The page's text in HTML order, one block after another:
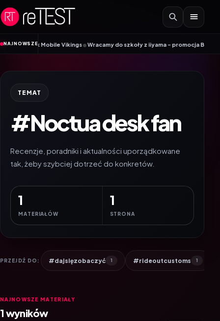
Przejdź do treści
NAJNOWSZE
Mobile Vikings •Wracamy do szkoły z iiyama – promocja Back to
TEMAT
#Noctua desk fan
Recenzje, poradniki i aktualności uporządkowane
tak, żeby szybciej dotrzeć do konkretów.
1
MATERIAŁÓW
1
STRONA
PRZEJDŹ DO: #dajsięzobaczyć 1 #rideoutcustoms 1
NAJNOWSZE MATERIAŁY
1 wyników